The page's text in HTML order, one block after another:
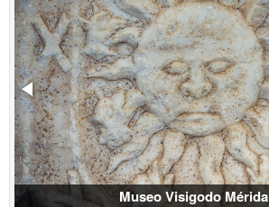
Museo Visigodo Mérida